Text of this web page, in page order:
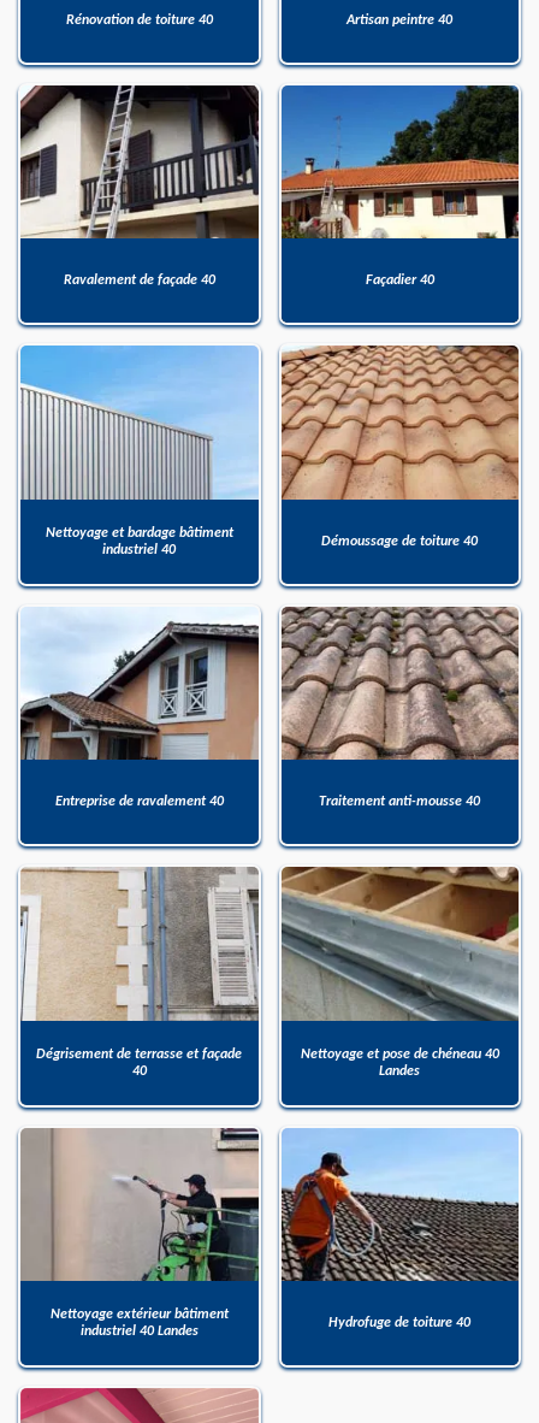
Rénovation de toiture 40 Artisan peintre 40
Ravalement de façade 40 Façadier 40
Nettoyage et bardage bâtiment
industriel 40
Démoussage de toiture 40
Entreprise de ravalement 40 Traitement anti-mousse 40
Dégrisement de terrasse et façade
40
Nettoyage et pose de chéneau 40
Landes
Nettoyage extérieur bâtiment
industriel 40 Landes
Hydrofuge de toiture 40